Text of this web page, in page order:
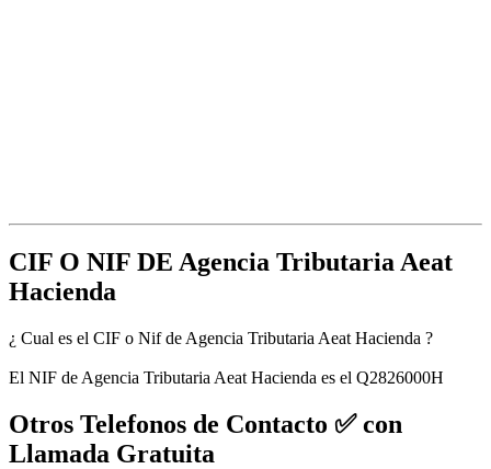
CIF O NIF DE Agencia Tributaria Aeat
Hacienda
¿ Cual es el CIF o Nif de Agencia Tributaria Aeat Hacienda ?
El NIF de Agencia Tributaria Aeat Hacienda es el Q2826000H
Otros Telefonos de Contacto ✅ con
Llamada Gratuita